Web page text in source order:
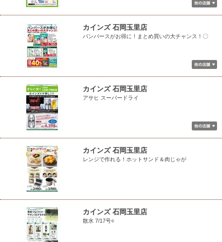
カインズ 石岡玉里店
パンパースがお得に！まとめ買いの大チャンス！〇
カインズ 石岡玉里店
アサヒ スーパードライ
カインズ 石岡玉里店
レンジで作れる！ホットサンド＆肉じゃが
カインズ 石岡玉里店
散水 7/17号○